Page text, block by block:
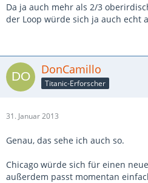
Da ja auch mehr als 2/3
der Loop würde sich ja auch echt
DonCamillo
Titanic-Erforscher
31. Januar 2013
Genau, das sehe ich auch so.
Chicago würde sich für einen
außerdem passt momentan